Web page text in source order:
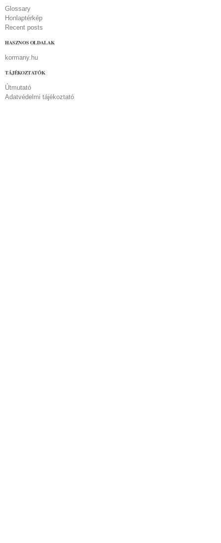
Glossary
Honlaptérkép
Recent posts
HASZNOS OLDALAK
kormany.hu
TÁJÉKOZTATÓK
Útmutató
Adatvédelmi tájékoztató